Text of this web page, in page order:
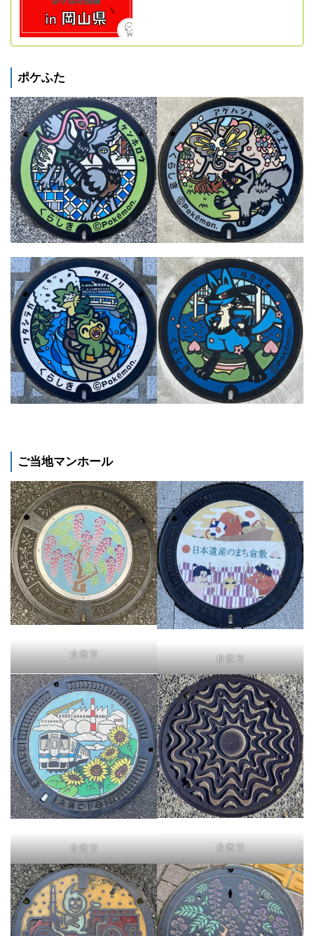
ポケふた
ご当地マンホール
倉敷市 倉敷市
倉敷市 倉敷市